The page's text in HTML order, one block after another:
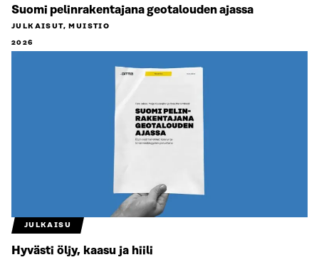
Suomi pelinrakentajana geotalouden ajassa
JULKAISUT, MUISTIO
2026
JULKAISU
Hyvästi öljy, kaasu ja hiili